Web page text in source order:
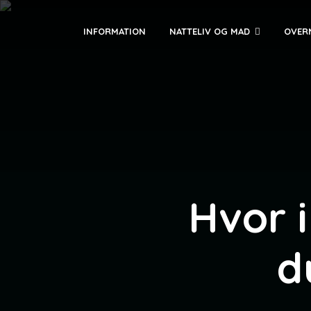
INFORMATION NATTELIV OG MAD
Hvor